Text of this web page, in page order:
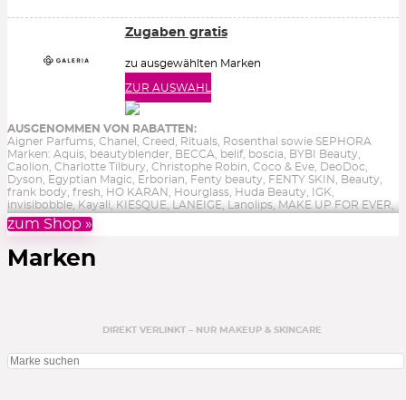
Zugaben gratis
zu ausgewählten Marken
ZUR AUSWAHL
AUSGENOMMEN VON RABATTEN:
Aigner Parfums, Chanel, Creed, Rituals, Rosenthal sowie SEPHORA
Marken: Aquis, beautyblender, BECCA, belif, boscia, BYBI Beauty,
Caolion, Charlotte Tilbury, Christophe Robin, Coco & Eve, DeoDoc,
Dyson, Egyptian Magic, Erborian, Fenty beauty, FENTY SKIN, Beauty,
frank body, fresh, HO KARAN, Hourglass, Huda Beauty, IGK,
invisibobble, Kayali, KIESQUE, LANEIGE, Lanolips, MAKE UP FOR EVER,
Marc Jacobs Beauty, Mario Badescu, Merci Handy, Milk, Mimitika,
Mr.Blanc Teeth, Natasha Denona, NPW, Pai Skincare, Patchology, Petit
Summer Fridays, Sunday Riley, tarte, THE INKEY LIST, The Oozoo,
thisworks, Tonymoly, too cool for school, Too Faced, Vita Coco, Winky
zum Shop »
Marken
DIREKT VERLINKT – NUR MAKEUP & SKINCARE